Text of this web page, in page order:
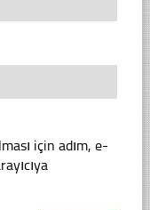
için adım, e-